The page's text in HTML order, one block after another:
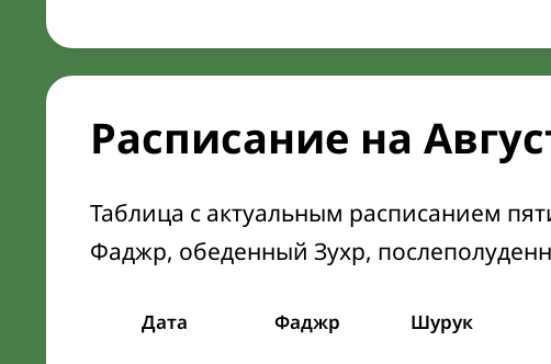
Расписание на
Таблица с актуальным расписанием
Фаджр, обеденный Зухр,
Дата Фаджр Шурук